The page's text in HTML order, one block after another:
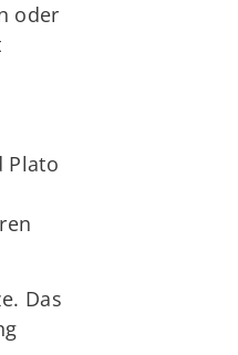
oder
Plato
Das